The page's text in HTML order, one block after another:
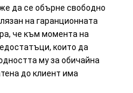
да се обърне свободно
на гаранционната
че към момента на
които да
му за обичайна
до клиент има